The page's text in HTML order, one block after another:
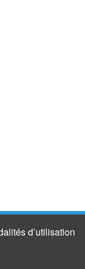
d’utilisation